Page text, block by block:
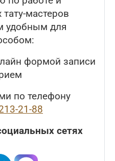
мастеров
для
формой записи
по телефону
21-88
сетях